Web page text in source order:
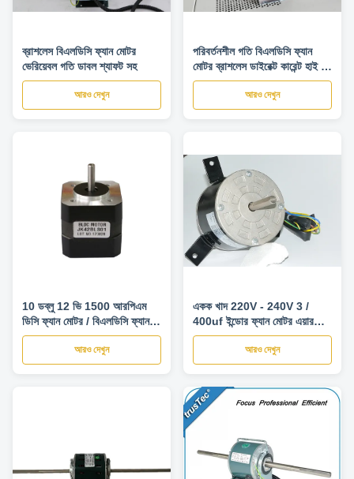
ব্রাশলেস বিএলডিসি ফ্যান মোটর
ভেরিয়েবল গতি ডাবল শ্যাফট সহ
আরও দেখুন
পরিবর্তনশীল গতি বিএলডিসি ফ্যান
মোটর ব্রাশলেস ডাইরেক্ট কারেন্ট হাই টর্ক
ফ্যান কয়েল মোটর
আরও দেখুন
10 ডব্লু 12 ভি 1500 আরপিএম
ডিসি ফ্যান মোটর / বিএলডিসি ফ্যান
মোটর লো শোরগোল ছোট শক্তি
আরও দেখুন
একক খাদ 220V - 240V 3 /
400uf ইন্ডোর ফ্যান মোটর এয়ার
কন্ডিশনার ব্লোয়ার মোটর
আরও দেখুন